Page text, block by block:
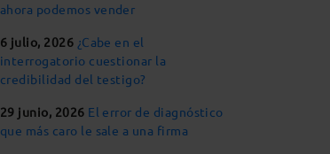
ahora podemos vender
6 julio, 2026 ¿Cabe en el
interrogatorio cuestionar la
credibilidad del testigo?
29 junio, 2026 El error de diagnóstico
que más caro le sale a una firma